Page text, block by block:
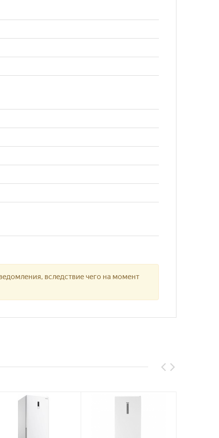
вследствие чего на момент